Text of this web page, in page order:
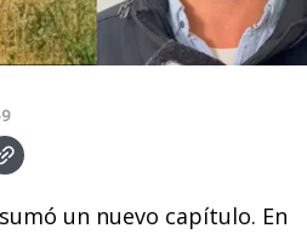
sumó un nuevo capítulo. En